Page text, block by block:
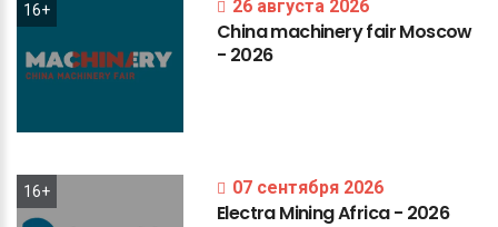
16+ 26 августа 2026
ChinamachineryfairMoscow
- 2026
16+ 07 сентября 2026
ElectraMiningAfrica- 2026